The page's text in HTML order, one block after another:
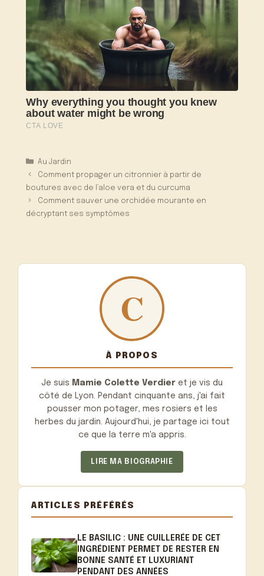
Catégories
Au Jardin
Comment propager un citronnier à partir de
boutures avec de l’aloe vera et du curcuma
Comment sauver une orchidée mourante en
décryptant ses symptômes
À PROPOS
Je suis Mamie Colette Verdier et je vis du
côté de Lyon. Pendant cinquante ans, j'ai fait
pousser mon potager, mes rosiers et les
herbes du jardin. Aujourd'hui, je partage ici tout
ce que la terre m'a appris.
LIRE MA BIOGRAPHIE
ARTICLES PRÉFÉRÉS
LE BASILIC : UNE CUILLERÉE DE CET
INGRÉDIENT PERMET DE RESTER EN
BONNE SANTÉ ET LUXURIANT
PENDANT DES ANNÉES